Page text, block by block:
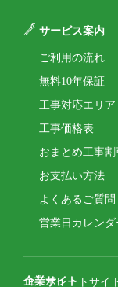
サービス案内
ご利用の流れ
無料10年保証
工事対応エリア
工事価格表
おまとめ工事割
お支払い方法
よくあるご質問
営業日カレンダ
企業サイト
コーポレートサイ